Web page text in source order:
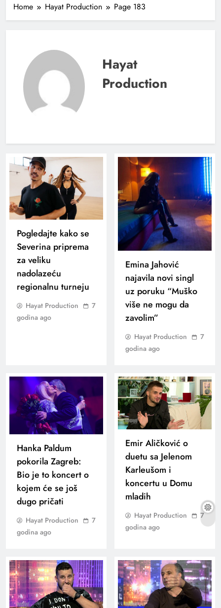
Home Hayat Production Page 183
Hayat
Production
Pogledajte kako se
Severina priprema
za veliku
nadolazeću
regionalnu turneju
Hayat Production
7
godina ago
Emina Jahović
najavila novi singl
uz poruku “Muško
više ne mogu da
zavolim”
Hayat Production
7
godina ago
Hanka Paldum
pokorila Zagreb:
Bio je to koncert o
kojem će se još
dugo pričati
Hayat Production
7
godina ago
Emir Aličković o
duetu sa Jelenom
Karleušom i
koncertu u Domu
mladih
Hayat Production
7
godina ago